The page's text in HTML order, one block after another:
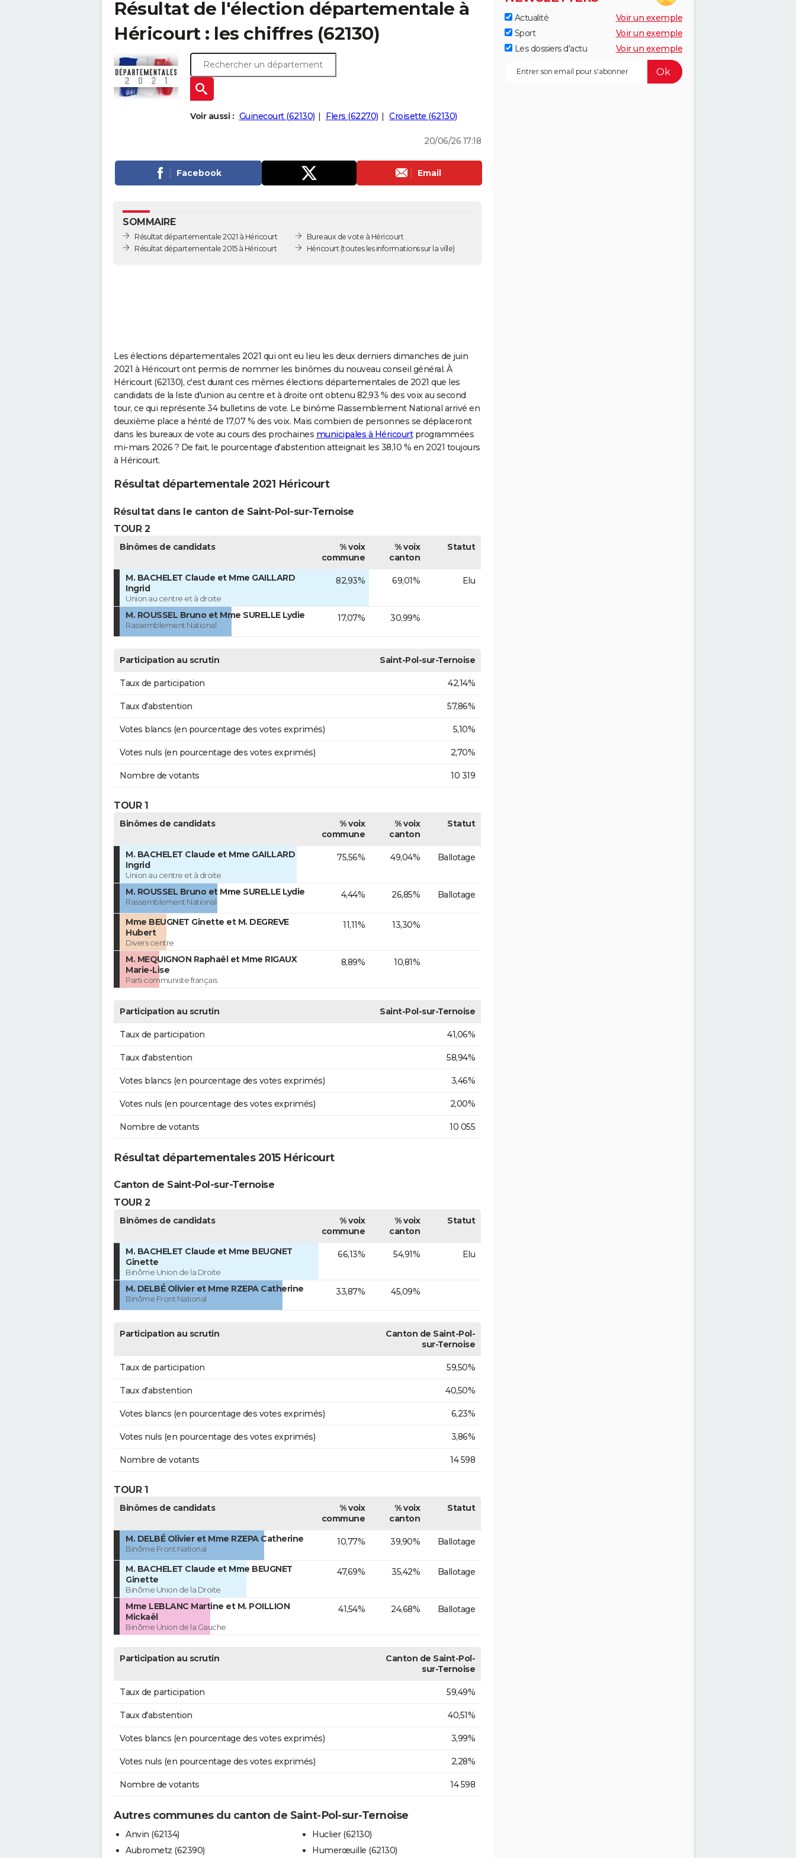
Résultat de l'élection départementale à
Héricourt : les chiffres (62130)
Voir aussi : Guinecourt (62130) Flers (62270) Croisette (62130)
20/06/26 17:18
Facebook Email
SOMMAIRE
Résultat départementale 2021 à Héricourt
Résultat départementale 2015 à Héricourt
Bureaux de vote à Héricourt
Héricourt (toutes les informations sur la ville)
Les élections départementales 2021 qui ont eu lieu les deux derniers dimanches de juin
2021 à Héricourt ont permis de nommer les binômes du nouveau conseil général. À
Héricourt (62130), c'est durant ces mêmes élections départementales de 2021 que les
candidats de la liste d'union au centre et à droite ont obtenu 82,93 % des voix au second
tour, ce qui représente 34 bulletins de vote. Le binôme Rassemblement National arrivé en
deuxième place a hérité de 17,07 % des voix. Mais combien de personnes se déplaceront
dans les bureaux de vote au cours des prochaines municipales à Héricourtprogrammées
mi-mars 2026 ? De fait, le pourcentage d'abstention atteignait les 38,10 % en 2021 toujours
à Héricourt.
Résultat départementale 2021 Héricourt
Résultat dans le canton de Saint-Pol-sur-Ternoise
TOUR 2
Binômes de candidats
% voix
commune
% voix
canton
Statut
M. BACHELET Claude et Mme GAILLARD
Ingrid
Union au centre et à droite
82,93% 69,01% Elu
M. ROUSSEL Bruno et Mme SURELLE Lydie
Rassemblement National
17,07% 30,99%
Participation au scrutin Saint-Pol-sur-Ternoise
Taux de participation 42,14%
Taux d'abstention 57,86%
Votes blancs (en pourcentage des votes exprimés) 5,10%
Votes nuls (en pourcentage des votes exprimés) 2,70%
Nombre de votants 10 319
TOUR 1
Binômes de candidats
% voix
commune
% voix
canton
Statut
M. BACHELET Claude et Mme GAILLARD
Ingrid
Union au centre et à droite
75,56% 49,04% Ballotage
M. ROUSSEL Bruno et Mme SURELLE Lydie
Rassemblement National
4,44% 26,85% Ballotage
Mme BEUGNET Ginette et M. DEGREVE
Hubert
Divers centre
11,11% 13,30%
M. MEQUIGNON Raphaël et Mme RIGAUX
Marie-Lise
Parti communiste français
8,89% 10,81%
Participation au scrutin Saint-Pol-sur-Ternoise
Taux de participation 41,06%
Taux d'abstention 58,94%
Votes blancs (en pourcentage des votes exprimés) 3,46%
Votes nuls (en pourcentage des votes exprimés) 2,00%
Nombre de votants 10 055
Résultat départementales 2015 Héricourt
Canton de Saint-Pol-sur-Ternoise
TOUR 2
Binômes de candidats
% voix
commune
% voix
canton
Statut
M. BACHELET Claude et Mme BEUGNET
Ginette
Binôme Union de la Droite
66,13% 54,91% Elu
M. DELBÉ Olivier et Mme RZEPA Catherine
Binôme Front National
33,87% 45,09%
Participation au scrutin
Canton de Saint-Pol-
sur-Ternoise
Taux de participation 59,50%
Taux d'abstention 40,50%
Votes blancs (en pourcentage des votes exprimés) 6,23%
Votes nuls (en pourcentage des votes exprimés) 3,86%
Nombre de votants 14 598
TOUR 1
Binômes de candidats
% voix
commune
% voix
canton
Statut
M. DELBÉ Olivier et Mme RZEPA Catherine
Binôme Front National
10,77% 39,90% Ballotage
M. BACHELET Claude et Mme BEUGNET
Ginette
Binôme Union de la Droite
47,69% 35,42% Ballotage
Mme LEBLANC Martine et M. POILLION
Mickaël
Binôme Union de la Gauche
41,54% 24,68% Ballotage
Participation au scrutin
Canton de Saint-Pol-
sur-Ternoise
Taux de participation 59,49%
Taux d'abstention 40,51%
Votes blancs (en pourcentage des votes exprimés) 3,99%
Votes nuls (en pourcentage des votes exprimés) 2,28%
Nombre de votants 14 598
Autres communes du canton de Saint-Pol-sur-Ternoise
Anvin (62134)
Aubrometz (62390)
Huclier (62130)
Humerœuille (62130)
Actualité
Voir un exemple
Sport
Voir un exemple
Les dossiers d'actu
Voir un exemple